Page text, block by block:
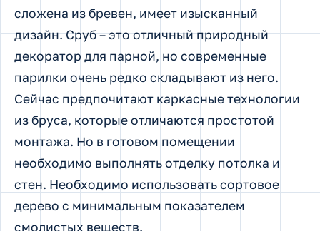
сложена из бревен, имеет изысканный
дизайн. Сруб – это отличный природный
декоратор для парной, но современные
парилки очень редко складывают из него.
Сейчас предпочитают каркасные технологии
из бруса, которые отличаются простотой
монтажа. Но в готовом помещении
необходимо выполнять отделку потолка и
стен. Необходимо использовать сортовое
дерево с минимальным показателем
смолистых веществ.